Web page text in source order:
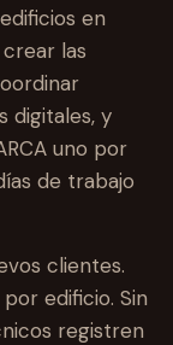
en
las
digitales, y
uno por
de trabajo
clientes.
edificio. Sin
registren